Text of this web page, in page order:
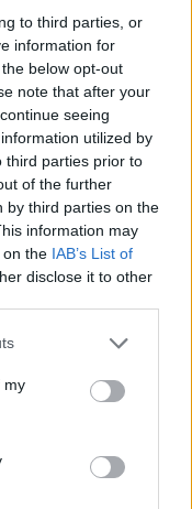
to third parties, or
information for
below opt-out
note that after your
seeing
utilized by
third parties prior to
of the further
by third parties on the
information may
on the IAB’s List of
disclose it to other
my